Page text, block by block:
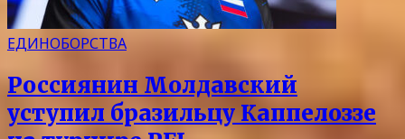
ЕДИНОБОРСТВА
Россиянин Молдавский
уступил бразильцу Каппелоззе